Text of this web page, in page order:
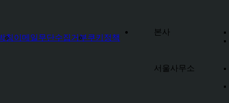
침이메일무단수집거부쿠키정책
본사
서울사무소